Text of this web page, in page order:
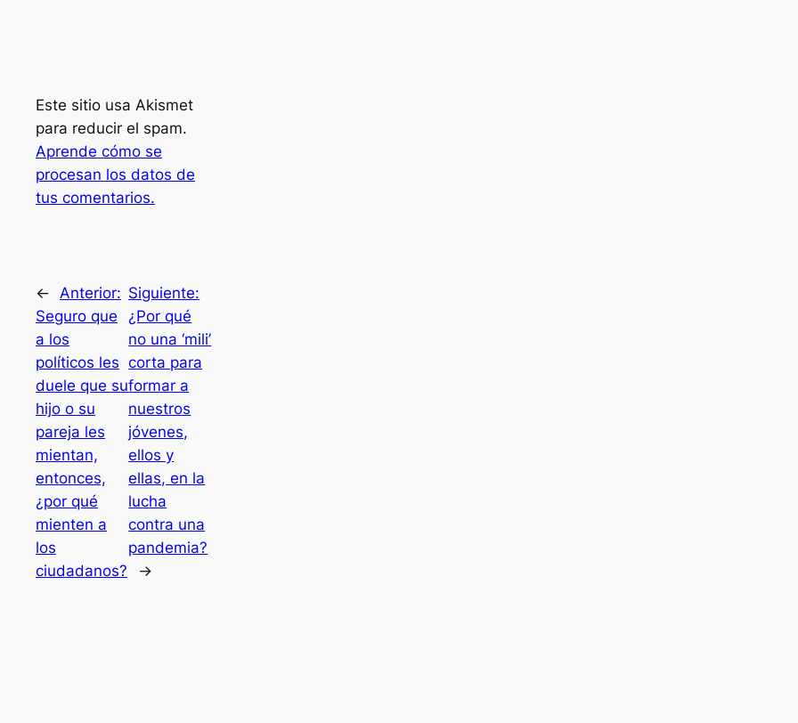
Este sitio usa Akismet
para reducir el spam.
Aprende cómo se
procesan los datos de
tus comentarios.
←
Anterior:
Seguro que
a los
políticos les
duele que su
hijo o su
pareja les
mientan,
entonces,
¿por qué
mienten a
los
ciudadanos?
Siguiente:
¿Por qué
no una ‘mili’
corta para
formar a
nuestros
jóvenes,
ellos y
ellas, en la
lucha
contra una
pandemia?
→